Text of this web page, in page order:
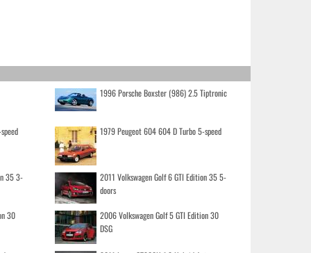
1996 Porsche Boxster (986) 2.5 Tiptronic
1979 Peugeot 604 604 D Turbo 5-speed
35 3-
2011 Volkswagen Golf 6 GTI Edition 35 5-
doors
30
2006 Volkswagen Golf 5 GTI Edition 30
DSG